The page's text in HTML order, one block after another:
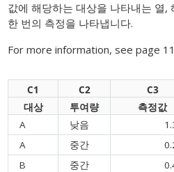
값에 해당하는 대상을 나타내는 열,
한 번의 측정을 나타냅니다.
For more information, see page
C1 C2
C3
대상
투여량
측정값
A
낮음
A
중간
B
중간